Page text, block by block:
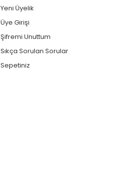
Yeni Üyelik
Üye Girişi
Şifremi Unuttum
Sıkça Sorulan Sorular
Sepetiniz